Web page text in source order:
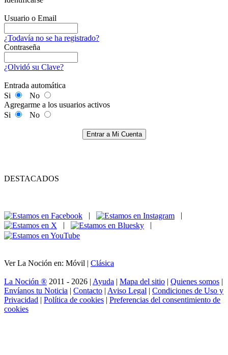
Usuario o Email
¿Todavía no se ha registrado?
Contraseña
¿Olvidó su Clave?
Entrada automática
Si
No
Agregarme a los usuarios activos
Si
No
Entrar a Mi Cuenta
DESTACADOS
|
|
|
|
Ver La Noción en: Móvil | Clásica
La Noción ® 2011 - 2026 | Ayuda | Mapa del sitio | Quienes somos |
Envíanos tu Noticia | Contacto | Aviso Legal | Condiciones de Uso y
Privacidad | Política de cookies | Preferencias del consentimiento de
cookies